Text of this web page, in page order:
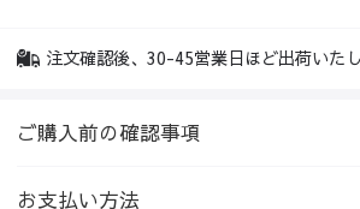
注文確認後、30-45営業日ほど出荷いたし
ご購入前の確認事項
お支払い方法